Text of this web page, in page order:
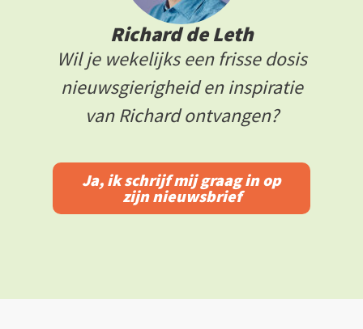
Richard de Leth
Wil je wekelijks een frisse dosis
nieuwsgierigheid en inspiratie
van Richard ontvangen?
Ja, ik schrijf mij graag in op
zijn nieuwsbrief